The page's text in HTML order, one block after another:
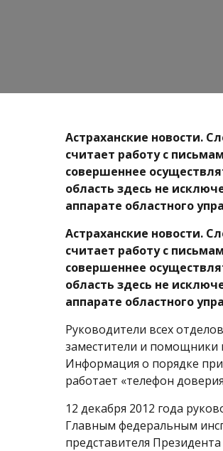
Астраханские новости.
считает работу с
совершеннее
область здесь не
аппарате областного
Астраханские новости.
считает работу с
совершеннее
область здесь не
аппарате областного
Руководители всех
заместители и помощники
Информация о порядке
работает «телефон
12 декабря 2012 года
Главным федеральным
представителя